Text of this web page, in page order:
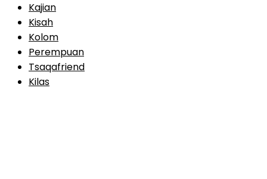
Kajian
Kisah
Kolom
Perempuan
Tsaqafriend
Kilas